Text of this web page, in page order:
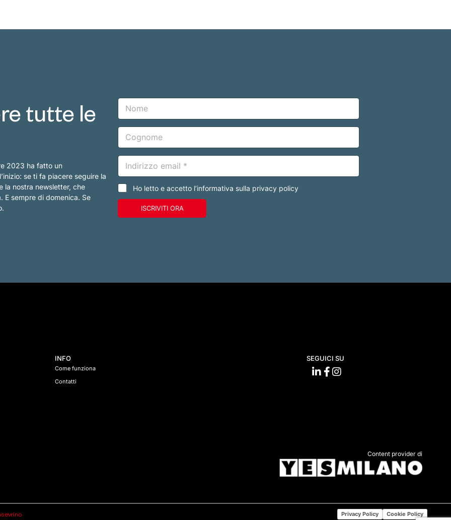
tutte le
2023 ha fatto un
se ti fa piacere seguire la
la nostra newsletter, che
E sempre di domenica. Se
N
m
e
C
g
n
m
e
E
a
i
l
*
C
u
Ho letto e accetto l’informativa sulla privacy policy
ISCRIVITI ORA
INFO
Come funziona
Contatti
SEGUICI SU
Content provider di
Privacy Policy Cookie Policy